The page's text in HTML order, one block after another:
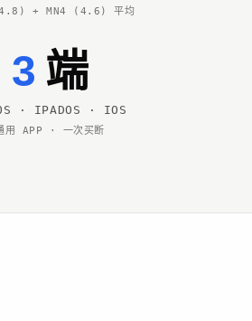
+ MN4 (4.6) 平均
3 端
· IPADOS · IOS
用 APP · 一次买断